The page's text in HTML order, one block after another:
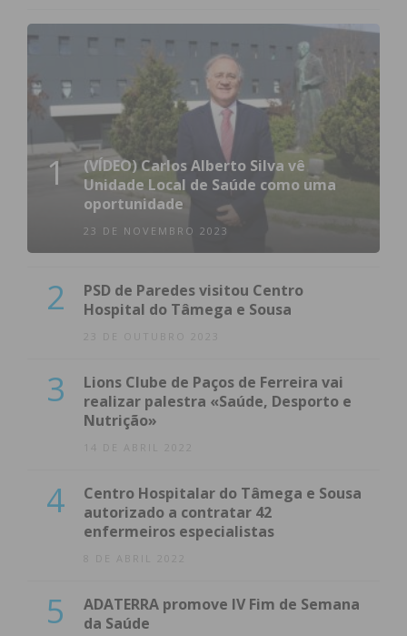
1
(VÍDEO) Carlos Alberto Silva vê
Unidade Local de Saúde como uma
oportunidade
23 DE NOVEMBRO 2023
2
PSD de Paredes visitou Centro
Hospital do Tâmega e Sousa
23 DE OUTUBRO 2023
3
Lions Clube de Paços de Ferreira vai
realizar palestra «Saúde, Desporto e
Nutrição»
14 DE ABRIL 2022
4
Centro Hospitalar do Tâmega e Sousa
autorizado a contratar 42
enfermeiros especialistas
8 DE ABRIL 2022
5
ADATERRA promove IV Fim de Semana
da Saúde